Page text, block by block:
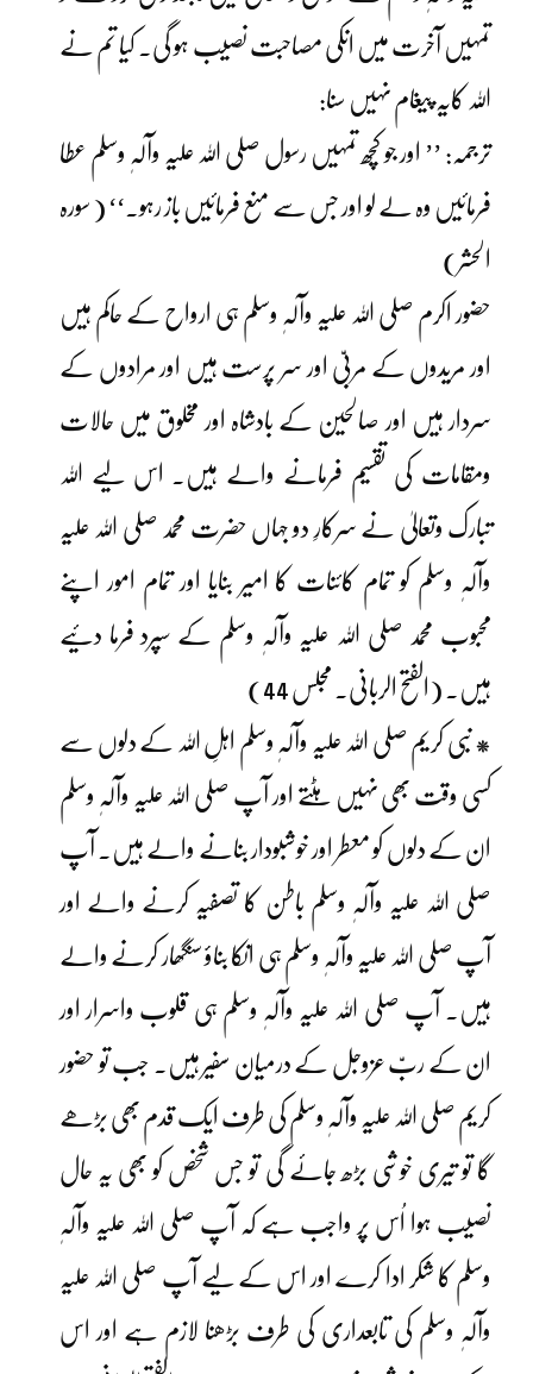
تمہیں آخرت میں انکی مصاحبت نصیب ہو گی۔ کیا تم نے
اللہ کایہ پیغام نہیں سنا:
ترجمہ: ’’ اور جو کچھ تمہیں رسول صلی اللہ علیہ وآلہٖ وسلم عطا
فرمائیں وہ لے لو اور جس سے منع فرمائیں باز رہو۔‘‘ ( سورہ
الحشر)
حضور اکرم صلی اللہ علیہ وآلہٖ وسلم ہی ارواح کے حاکم ہیں
اور مریدوں کے مربیّ اور سر پرست ہیں اور مرادوں کے
سردار ہیں اور صالحین کے بادشاہ اور مخلوق میں حالات
ومقامات کی تقسیم فرمانے والے ہیں۔ اس لیے اللہ
تبارک وتعالیٰ نے سرکارِ دو جہاں حضرت محمد صلی اللہ علیہ
وآلہٖ وسلم کو تمام کائنات کا امیر بنایا اور تمام امور اپنے
محبوب محمد صلی اللہ علیہ وآلہٖ وسلم کے سپرد فرما دئیے
ہیں۔ (الفتح الربانی۔ مجلس 44)
* نبی کریم صلی اللہ علیہ وآلہٖ وسلم اہلِ اللہ کے دلوں سے
کسی وقت بھی نہیں ہٹتے اور آپ صلی اللہ علیہ وآلہٖ وسلم
ان کے دلوں کو معطر اور خوشبودار بنانے والے ہیں۔ آپ
صلی اللہ علیہ وآلہٖ وسلم باطن کا تصفیہ کرنے والے اور
آپ صلی اللہ علیہ وآلہٖ وسلم ہی انکا بناؤ سنگھار کرنے والے
ہیں۔ آپ صلی اللہ علیہ وآلہٖ وسلم ہی قلوب واسرار اور
ان کے ربّ عزوجل کے درمیان سفیر ہیں۔ جب تو حضور
کریم صلی اللہ علیہ وآلہٖ وسلم کی طرف ایک قدم بھی بڑھے
گا تو تیری خوشی بڑھ جائے گی تو جس شخص کو بھی یہ حال
نصیب ہوا اُس پر واجب ہے کہ آپ صلی اللہ علیہ وآلہٖ
وسلم کا شکر ادا کرے اور اس کے لیے آپ صلی اللہ علیہ
وآلہٖ وسلم کی تابعداری کی طرف بڑھنا لازم ہے اور اس